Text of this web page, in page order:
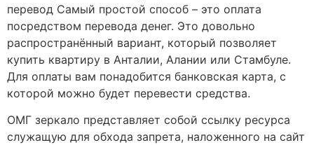
перевод Самый простой способ – это оплата
посредством перевода денег. Это довольно
распространённый вариант, который позволяет
купить квартиру в Анталии, Алании или Стамбуле.
Для оплаты вам понадобится банковская карта, с
которой можно будет перевести средства.
ОМГ зеркало представляет собой ссылку ресурса
служащую для обхода запрета, наложенного на сайт